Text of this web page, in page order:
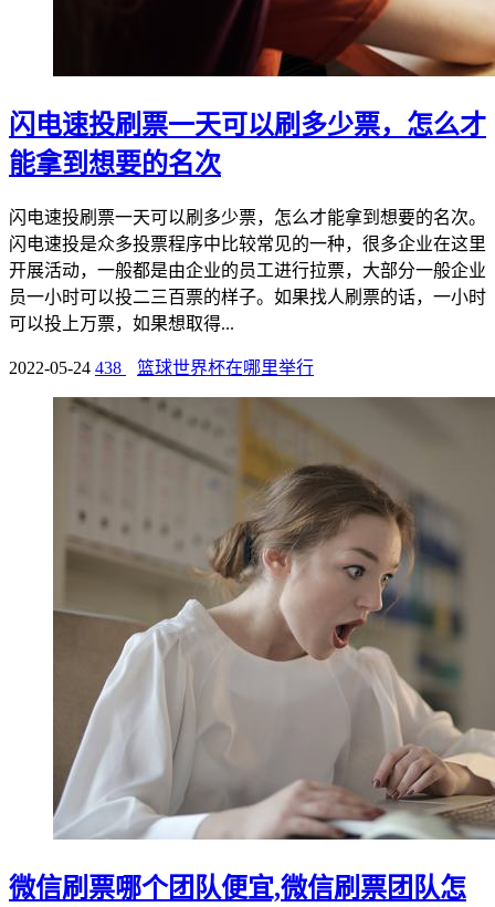
闪电速投刷票一天可以刷多少票，怎么才
能拿到想要的名次
闪电速投刷票一天可以刷多少票，怎么才能拿到想要的名次。
闪电速投是众多投票程序中比较常见的一种，很多企业在这里
开展活动，一般都是由企业的员工进行拉票，大部分一般企业
员一小时可以投二三百票的样子。如果找人刷票的话，一小时
可以投上万票，如果想取得...
2022-05-24 438 篮球世界杯在哪里举行
微信刷票哪个团队便宜,微信刷票团队怎